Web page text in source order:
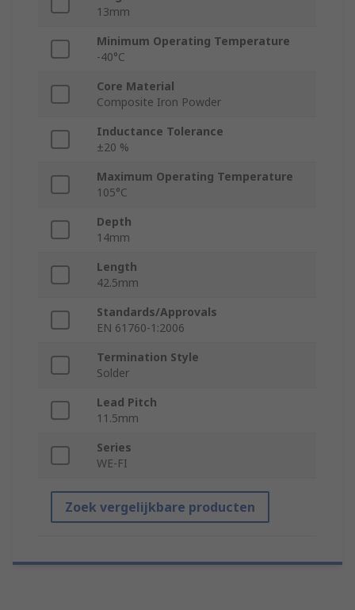
13mm
Minimum Operating Temperature
-40°C
Core Material
Composite Iron Powder
Inductance Tolerance
±20 %
Maximum Operating Temperature
105°C
Depth
14mm
Length
42.5mm
Standards/Approvals
EN 61760-1:2006
Termination Style
Solder
Lead Pitch
11.5mm
Series
WE-FI
Zoek vergelijkbare producten